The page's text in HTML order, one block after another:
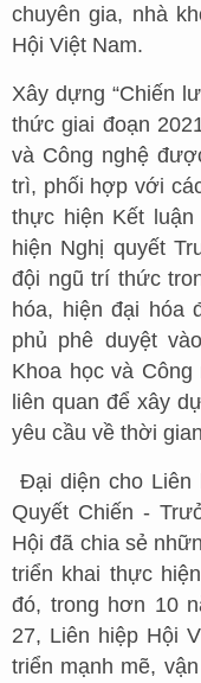
chuyên gia, nhà
Hội Việt Nam.
Xây dựng “Chiến
thức giai đoạn
và Công nghệ
trì, phối hợp với
thực hiện Kết
hiện Nghị quyết
đội ngũ trí thức
hóa, hiện đại hóa
phủ phê duyệt
Khoa học và
liên quan để xây
yêu cầu về thời
Đại diện cho Liên
Quyết Chiến -
Hội đã chia sẻ
triển khai thực
đó, trong hơn 10
27, Liên hiệp Hội
triển mạnh mẽ,